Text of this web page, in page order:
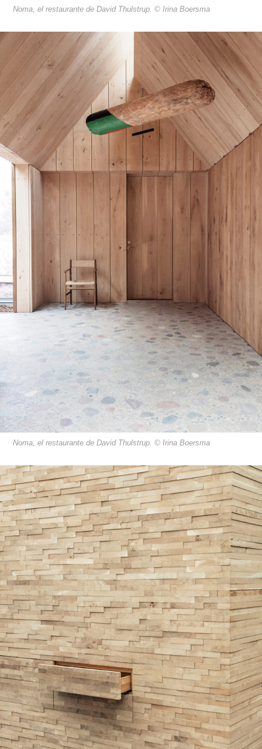
Noma, el restaurante de David Thulstrup. © Irina Boersma
Noma, el restaurante de David Thulstrup. © Irina Boersma